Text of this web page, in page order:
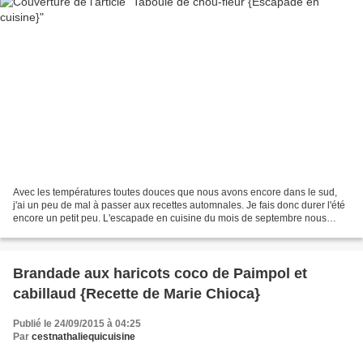
Avec les températures toutes douces que nous avons encore dans le sud,
j'ai un peu de mal à passer aux recettes automnales. Je fais donc durer l'été
encore un petit peu. L'escapade en cuisine du mois de septembre nous
Brandade aux haricots coco de Paimpol et
cabillaud {Recette de Marie Chioca}
Publié le 24/09/2015 à 04:25
Par cestnathaliequicuisine